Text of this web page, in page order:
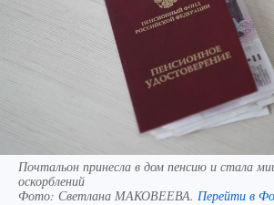
Почтальон принесла в дом пенсию и стала
оскорблений
Фото: Светлана МАКОВЕЕВА. Перейти в